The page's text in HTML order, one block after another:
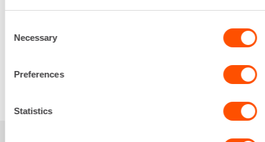
Selection
Necessary
Preferences
Statistics
Ensimmäinen pv 59,54 €/ pv
Kuukausi